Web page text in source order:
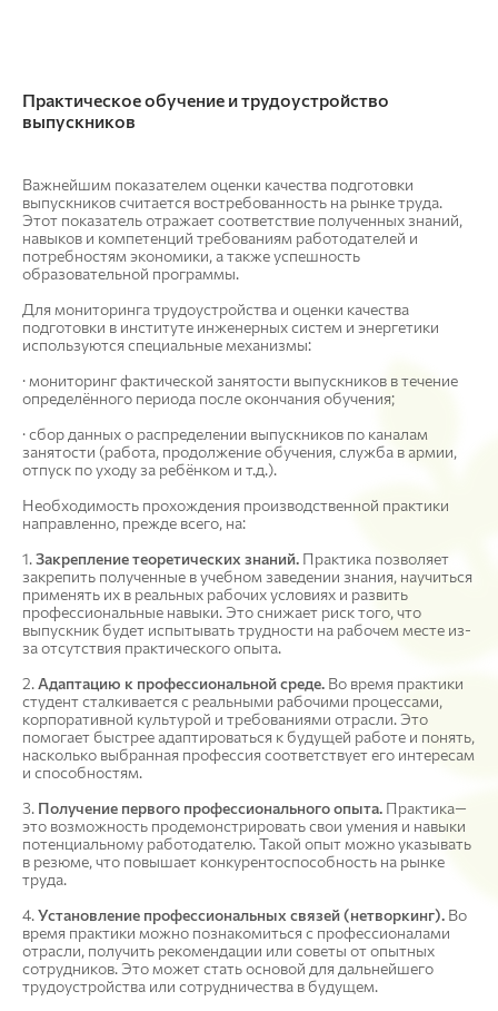
Практическое обучение и трудоустройство
выпускников
Важнейшим показателем оценки качества подготовки
выпускников считается востребованность на рынке труда.
Этот показатель отражает соответствие полученных знаний,
навыков и компетенций требованиям работодателей и
потребностям экономики, а также успешность
образовательной программы.
Для мониторинга трудоустройства и оценки качества
подготовки в институте инженерных систем и энергетики
используются специальные механизмы:
· мониторинг фактической занятости выпускников в течение
определённого периода после окончания обучения;
· сбор данных о распределении выпускников по каналам
занятости (работа, продолжение обучения, служба в армии,
отпуск по уходу за ребёнком и т.д.).
Необходимость прохождения производственной практики
направленно, прежде всего, на:
1.Закрепление теоретических знаний. Практика позволяет
закрепить полученные в учебном заведении знания, научиться
применять их в реальных рабочих условиях и развить
профессиональные навыки. Это снижает риск того, что
выпускник будет испытывать трудности на рабочем месте из-
за отсутствия практического опыта.
2.Адаптацию к профессиональной среде. Во время практики
студент сталкивается с реальными рабочими процессами,
корпоративной культурой и требованиями отрасли. Это
помогает быстрее адаптироваться к будущей работе и понять,
насколько выбранная профессия соответствует его интересам
и способностям.
3. Получение первого профессионального опыта. Практика—
это возможность продемонстрировать свои умения и навыки
потенциальному работодателю. Такой опыт можно указывать
в резюме, что повышает конкурентоспособность на рынке
труда.
4.Установление профессиональных связей (нетворкинг). Во
время практики можно познакомиться с профессионалами
отрасли, получить рекомендации или советы от опытных
сотрудников. Это может стать основой для дальнейшего
трудоустройства или сотрудничества в будущем.